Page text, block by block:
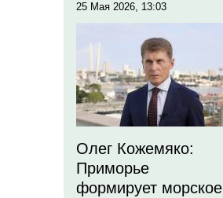
25 Мая 2026, 13:03
Олег Кожемяко:
Приморье
формирует морское